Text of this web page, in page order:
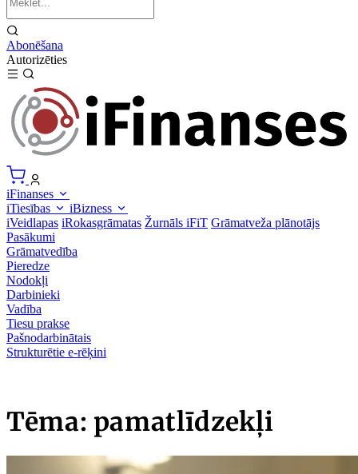
Abonēšana
Autorizēties
iFinanses
iTiesības
iBizness
iVeidlapas iRokasgrāmatas Žurnāls iFiT Grāmatveža plānotājs
Pasākumi
Grāmatvedība
Pieredze
Nodokļi
Darbinieki
Vadība
Tiesu prakse
Pašnodarbinātais
Strukturētie e-rēķini
Tēma: pamatlīdzekļi